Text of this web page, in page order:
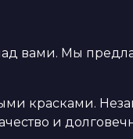
вами. Мы
красками.
и